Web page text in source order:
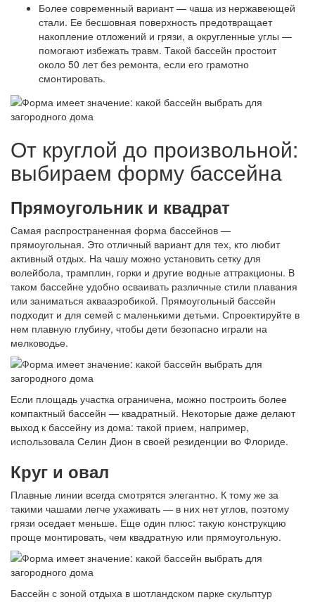
Более современный вариант — чаша из нержавеющей
стали. Ее бесшовная поверхность предотвращает
накопление отложений и грязи, а округленные углы —
помогают избежать травм. Такой бассейн простоит
около 50 лет без ремонта, если его грамотно
смонтировать.
От круглой до произвольной:
выбираем форму бассейна
Прямоугольник и квадрат
Самая распространенная форма бассейнов —
прямоугольная. Это отличный вариант для тех, кто любит
активный отдых. На чашу можно установить сетку для
волейбола, трамплин, горки и другие водные аттракционы. В
таком бассейне удобно осваивать различные стили плавания
или заниматься аквааэробикой. Прямоугольный бассейн
подходит и для семей с маленькими детьми. Спроектируйте в
нем плавную глубину, чтобы дети безопасно играли на
мелководье.
Если площадь участка ограничена, можно построить более
компактный бассейн — квадратный. Некоторые даже делают
выход к бассейну из дома: такой прием, например,
использовала Селин Дион в своей резиденции во Флориде.
Круг и овал
Плавные линии всегда смотрятся элегантно. К тому же за
такими чашами легче ухаживать — в них нет углов, поэтому
грязи оседает меньше. Еще один плюс: такую конструкцию
проще монтировать, чем квадратную или прямоугольную.
Бассейн с зоной отдыха в шотландском парке скульптур